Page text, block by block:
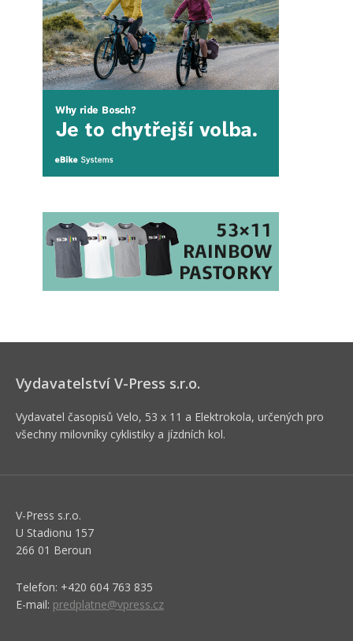
Vydavatelství V-Press s.r.o.
Vydavatel časopisů Velo, 53 x 11 a Elektrokola, určených pro
všechny milovníky cyklistiky a jízdních kol.
V-Press s.r.o.
U Stadionu 157
266 01 Beroun
Telefon: +420 604 763 835
E-mail: predplatne@vpress.cz